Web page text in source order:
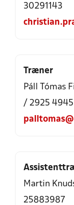
30291143
Træner
Páll Tómas
/ 2925 4945
Martin
25883987